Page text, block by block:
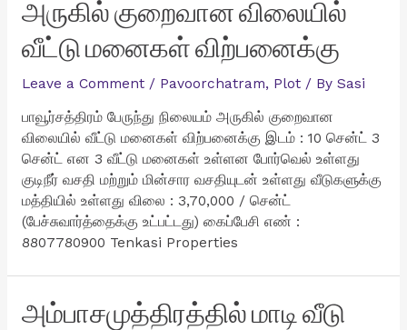
அருகில் குறைவான விலையில்
வீட்டு மனைகள் விற்பனைக்கு
Leave a Comment / Pavoorchatram, Plot/ By Sasi
பாவூர்சத்திரம் பேருந்து நிலையம் அருகில் குறைவான
விலையில் வீட்டு மனைகள் விற்பனைக்கு இடம் : 10 சென்ட் 3
சென்ட் என 3 வீட்டு மனைகள் உள்ளன போர்வெல் உள்ளது
குடிநீர் வசதி மற்றும் மின்சார வசதியுடன் உள்ளது வீடுகளுக்கு
மத்தியில் உள்ளது விலை : 3,70,000 / சென்ட்
(பேச்சுவார்த்தைக்கு உட்பட்டது) கைப்பேசி எண் :
8807780900 Tenkasi Properties
அம்பாசமுத்திரத்தில் மாடி வீடு